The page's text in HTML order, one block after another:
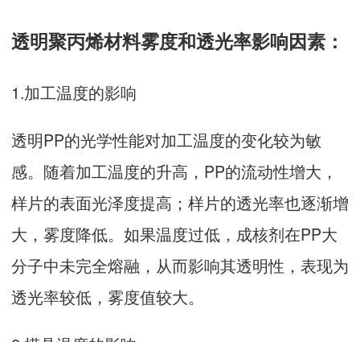
透明聚丙烯材料雾度和透光率影响因素：
1.加工温度的影响
透明PP的光学性能对加工温度的变化较为敏
感。随着加工温度的升高，PP的流动性增大，
样片的表面光泽度提高；样片的透光率也逐渐增
大，雾度降低。如果温度过低，成核剂在PP大
分子中未完全熔融，从而影响其透明性，表现为
透光率较低，雾度值较大。